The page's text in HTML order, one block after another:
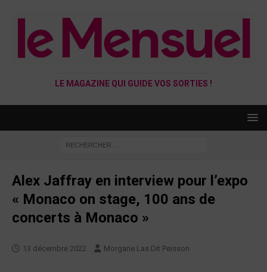
LE MAGAZINE QUI GUIDE VOS SORTIES !
Alex Jaffray en interview pour l’expo
« Monaco on stage, 100 ans de
concerts à Monaco »
13 décembre 2022 Morgane Las Dit Peisson